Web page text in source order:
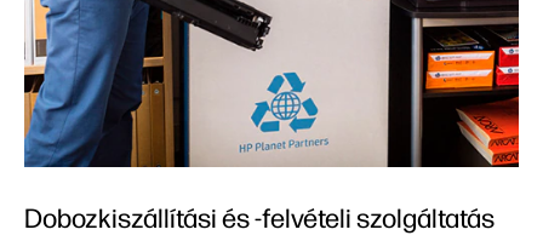
Dobozkiszállítási és -felvételi szolgáltatás